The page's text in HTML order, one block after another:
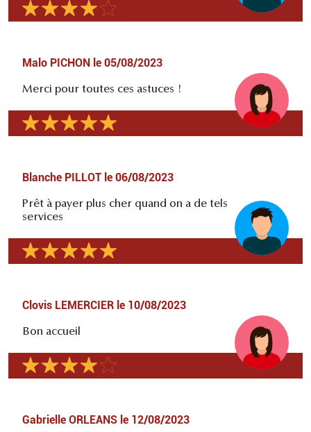
Malo PICHON le 05/08/2023
Merci pour toutes ces astuces !
Blanche PILLOT le 06/08/2023
Prêt à payer plus cher quand on a de tels
services
Clovis LEMERCIER le 10/08/2023
Bon accueil
Gabrielle ORLEANS le 12/08/2023